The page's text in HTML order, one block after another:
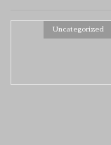
Uncategorized